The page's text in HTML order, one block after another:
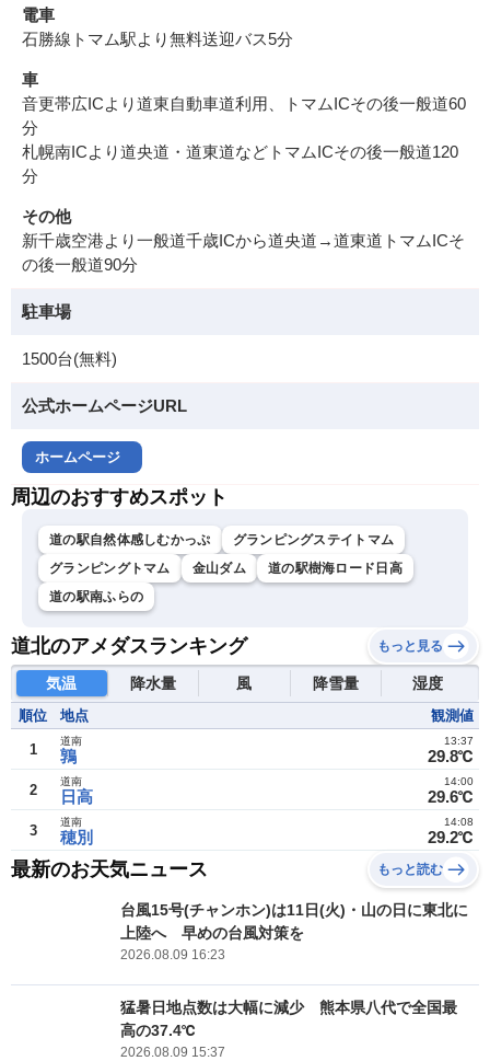
電車
石勝線トマム駅より無料送迎バス5分
車
音更帯広ICより道東自動車道利用、トマムICその後一般道60
分
札幌南ICより道央道・道東道などトマムICその後一般道120
分
その他
新千歳空港より一般道千歳ICから道央道→道東道トマムICそ
の後一般道90分
駐車場
1500台(無料)
公式ホームページURL
ホームページ
周辺のおすすめスポット
道の駅自然体感しむかっぷ
グランピングステイトマム
グランピングトマム
金山ダム
道の駅樹海ロード日高
道の駅南ふらの
道北のアメダスランキング もっと見る
気温 降水量 風 降雪量 湿度
順位 地点 観測値
1 鶉
道南
29.8℃
13:37
2 日高
道南
29.6℃
14:00
3 穂別
道南
29.2℃
14:08
最新のお天気ニュース もっと読む
台風15号(チャンホン)は11日(火)・山の日に東北に
上陸へ 早めの台風対策を
2026.08.09 16:23
猛暑日地点数は大幅に減少 熊本県八代で全国最
高の37.4℃
2026.08.09 15:37